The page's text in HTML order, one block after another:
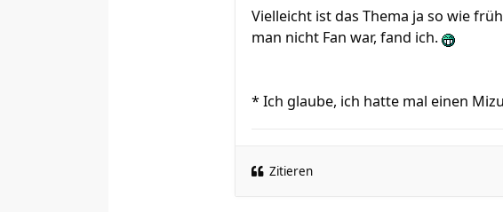
Vielleicht ist das Thema ja so wie
man nicht Fan war, fand ich.
* Ich glaube, ich hatte mal einen
Zitieren